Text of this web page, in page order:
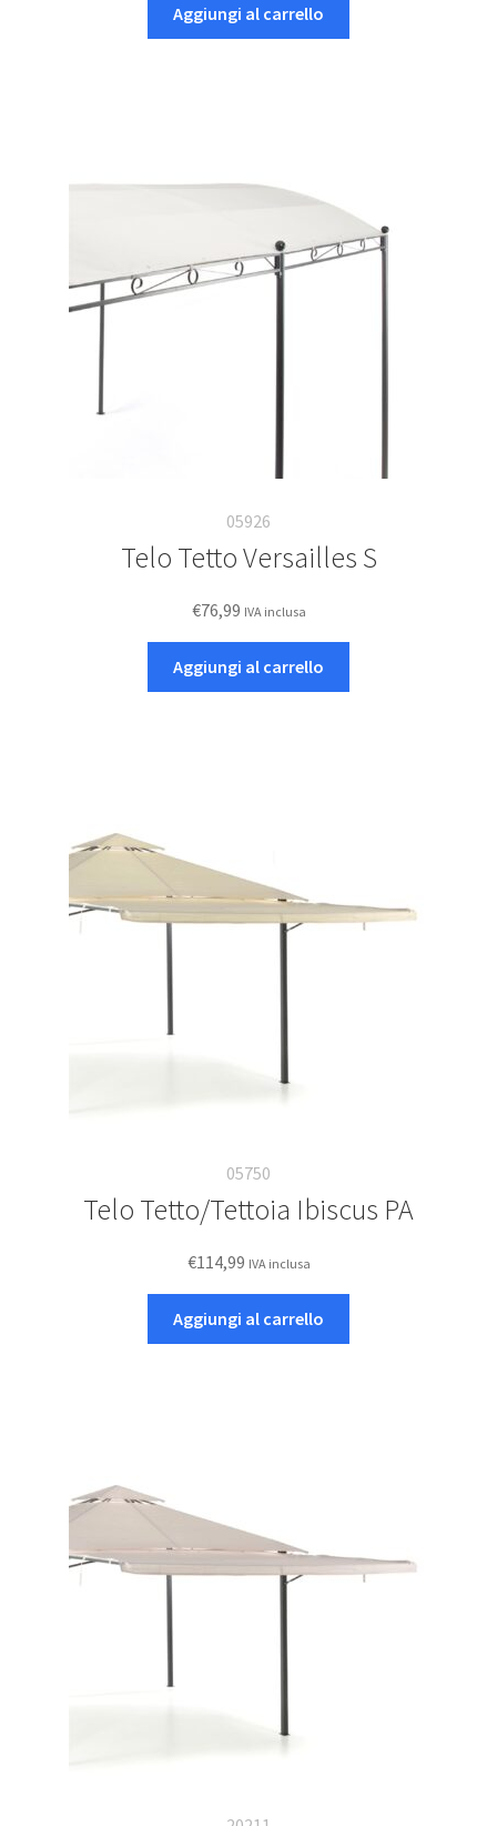
Aggiungi al carrello
05926
Telo Tetto Versailles S
€76,99 IVA inclusa
Aggiungi al carrello
05750
Telo Tetto/Tettoia Ibiscus PA
€114,99 IVA inclusa
Aggiungi al carrello